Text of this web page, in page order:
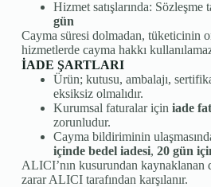
Hizmet satışlarında: Sözleşme
gün
Cayma süresi dolmadan, tüketicinin
hizmetlerde cayma hakkı
İADE ŞARTLARI
Ürün; kutusu, ambalajı,
eksiksiz olmalıdır.
Kurumsal faturalar için iade
zorunludur.
Cayma bildiriminin
içinde bedel iadesi, 20 gün
ALICI’nın kusurundan kaynaklanan
zarar ALICI tarafından karşılanır.